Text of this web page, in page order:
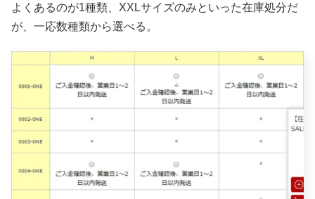
よくあるのが1種類、XXLサイズのみといった在庫処分だ
が、一応数種類から選べる。